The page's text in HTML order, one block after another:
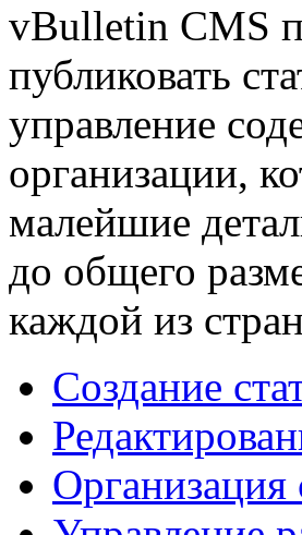
vBulletin CMS
публиковать
управление
организации,
малейшие
до общего
каждой из
Создание
Организация